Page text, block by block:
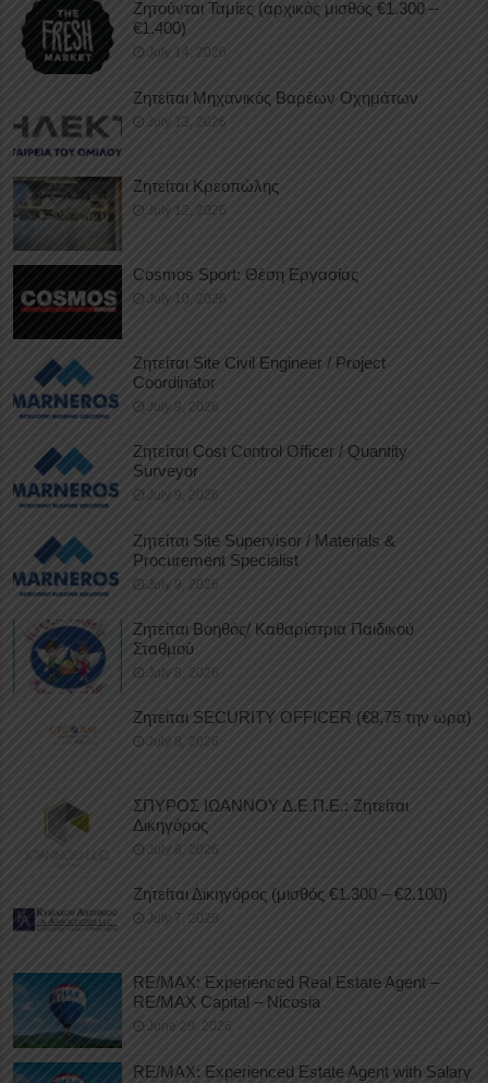
Ζητούνται Ταμίες (αρχικός μισθός €1.300 –
€1.400)
July 14, 2026
Ζητείται Μηχανικός Βαρέων Οχημάτων
July 13, 2026
Ζητείται Κρεοπώλης
July 12, 2026
Cosmos Sport: Θέση Εργασίας
July 10, 2026
Ζητείται Site Civil Engineer / Project
Coordinator
July 9, 2026
Ζητείται Cost Control Officer / Quantity
Surveyor
July 9, 2026
Ζητείται Site Supervisor / Materials &
Procurement Specialist
July 9, 2026
Ζητείται Βοηθός/ Καθαρίστρια Παιδικού
Σταθμού
July 8, 2026
Ζητείται SECURITY OFFICER (€8,75 την ώρα)
July 8, 2026
ΣΠΥΡΟΣ ΙΩΑΝΝΟΥ Δ.Ε.Π.Ε.: Ζητείται
Δικηγόρος
July 8, 2026
Ζητείται Δικηγόρος (μισθός €1.300 – €2.100)
July 7, 2026
RE/MAX: Experienced Real Estate Agent –
RE/MAX Capital – Nicosia
June 29, 2026
RE/MAX: Experienced Estate Agent with Salary